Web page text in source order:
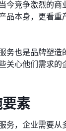
今竞争激烈的
品本身，更看
务也是品牌塑
关心他们需求
素
务，企业需要从